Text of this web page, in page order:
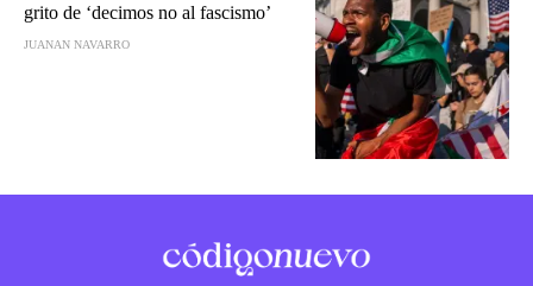
grito de ‘decimos no al fascismo’
JUANAN NAVARRO